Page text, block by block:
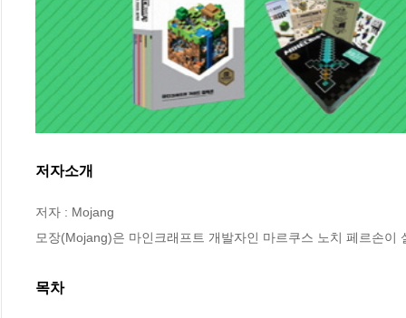
저자소개
저자 : Mojang
모장(Mojang)은 마인크래프트 개발자인 마르쿠스 노치 페르손이
목차